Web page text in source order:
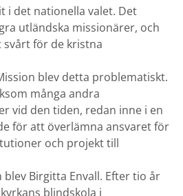
i det nationella valet. Det
utländska missionärer, och
för de kristna
blev detta problematiskt.
många andra
vid den tiden, redan inne i en
för att överlämna ansvaret för
och projekt till
Birgitta Envall. Efter tio år
blindskola i